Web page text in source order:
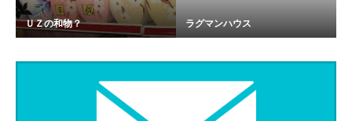
ＵＺの和物？ ラグマンハウス